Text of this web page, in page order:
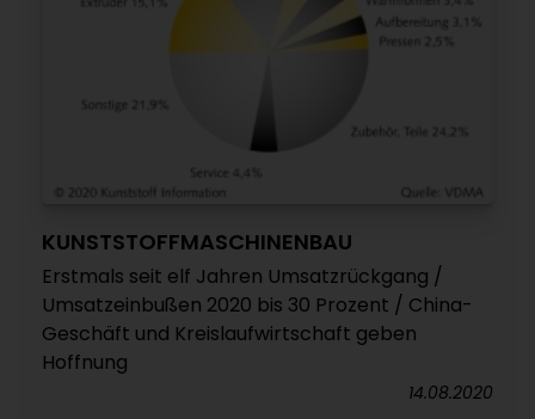
KUNSTSTOFFMASCHINENBAU
Erstmals seit elf Jahren Umsatzrückgang /
Umsatzeinbußen 2020 bis 30 Prozent / China-
Geschäft und Kreislaufwirtschaft geben
Hoffnung
14.08.2020